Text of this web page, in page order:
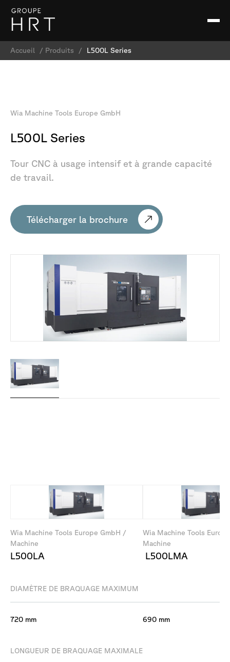
Accueil / Produits / L500L Series
Wia Machine Tools Europe GmbH
L500L Series
Tour CNC à usage intensif et à grande capacité
de travail.
Télécharger la brochure
Wia Machine Tools Europe GmbH /
Machine
L500LA
DIAMÈTRE DE BRAQUAGE MAXIMUM
720 mm
LONGUEUR DE BRAQUAGE MAXIMALE
Wia Machine Tools
Machine
L500LMA
690 mm